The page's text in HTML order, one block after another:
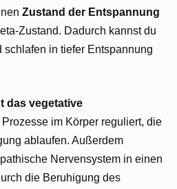
Zustand der Entspannung
Zustand. Dadurch kannst du
in tiefer Entspannung
das vegetative
Prozesse im Körper reguliert, die
ablaufen. Außerdem
Nervensystem in einen
die Beruhigung des